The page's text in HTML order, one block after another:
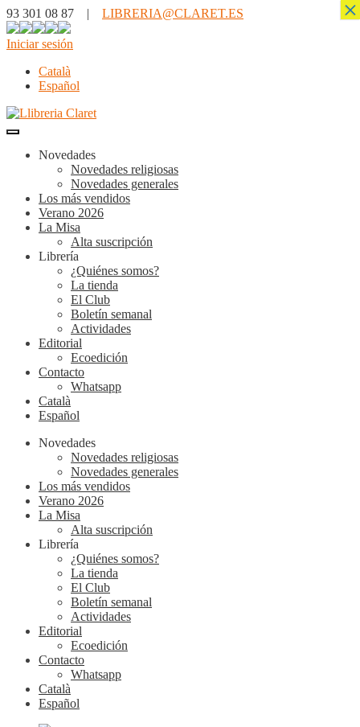
93 301 08 87 | LIBRERIA@CLARET.ES
Iniciar sesión
Català
Español
Novedades
Novedades religiosas
Novedades generales
Los más vendidos
Verano 2026
La Misa
Alta suscripción
Librería
¿Quiénes somos?
La tienda
El Club
Boletín semanal
Actividades
Editorial
Ecoedición
Contacto
Whatsapp
Català
Español
Novedades
Novedades religiosas
Novedades generales
Los más vendidos
Verano 2026
La Misa
Alta suscripción
Librería
¿Quiénes somos?
La tienda
El Club
Boletín semanal
Actividades
Editorial
Ecoedición
Contacto
Whatsapp
Català
Español
×